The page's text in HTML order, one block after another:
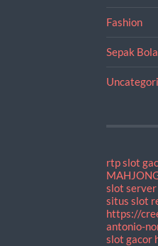
Fashion
Sepak Bola
rtp slot
slot
situs slot
https://
antonio-
slot gacor